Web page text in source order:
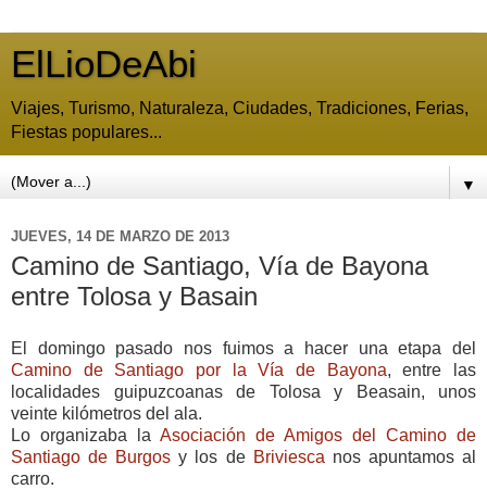
ElLioDeAbi
Viajes, Turismo, Naturaleza, Ciudades, Tradiciones, Ferias,
Fiestas populares...
▼
JUEVES, 14 DE MARZO DE 2013
Camino de Santiago, Vía de Bayona
entre Tolosa y Basain
El domingo pasado nos fuimos a hacer una etapa del
Camino de Santiago por la Vía de Bayona, entre las
localidades guipuzcoanas de Tolosa y Beasain, unos
veinte kilómetros del ala.
Lo organizaba la Asociación de Amigos del Camino de
Santiago de Burgos y los de Briviesca nos apuntamos al
carro.